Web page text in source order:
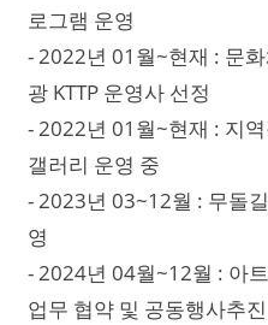
로그램 운영
- 2022년 01월~현재 : 문
광 KTTP 운영사 선정
- 2022년 01월~현재 : 지
갤러리 운영 중
- 2023년 03~12월 : 무돌
영
- 2024년 04월~12월 : 아
업무 협약 및 공동행사추진